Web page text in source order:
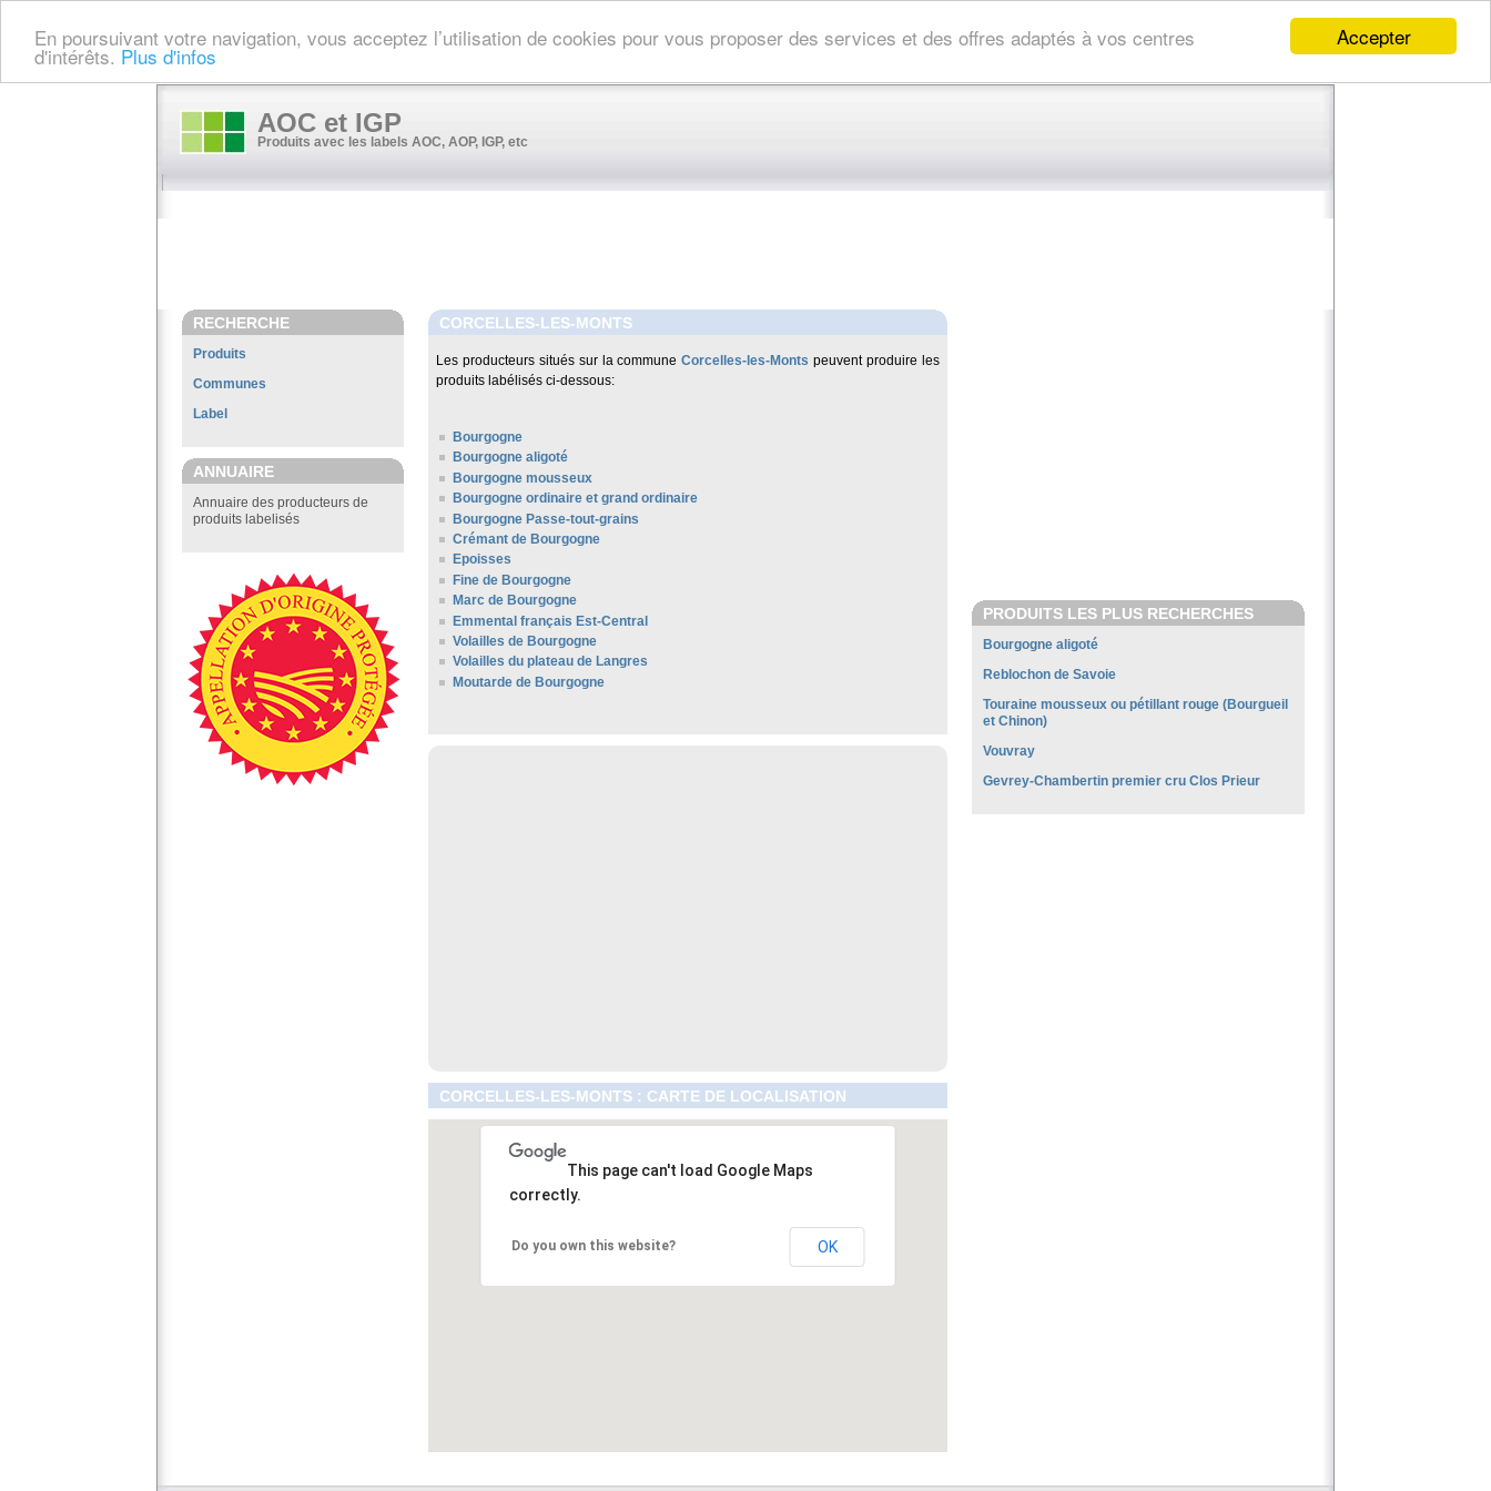
Accepter
En poursuivant votre navigation, vous acceptez l’utilisation de cookies pour vous proposer des services et des offres adaptés à vos centres
d'intérêts. Plus d'infos
AOC et IGP
Produits avec les labels AOC, AOP, IGP, etc
RECHERCHE
Produits
Communes
Label
ANNUAIRE
Annuaire des producteurs de
produits labelisés
CORCELLES-LES-MONTS
Les producteurs situés sur la communeCorcelles-les-Monts peuvent produire les
produits labélisés ci-dessous:
Bourgogne
Bourgogne aligoté
Bourgogne mousseux
Bourgogne ordinaire et grand ordinaire
Bourgogne Passe-tout-grains
Crémant de Bourgogne
Epoisses
Fine de Bourgogne
Marc de Bourgogne
Emmental français Est-Central
Volailles de Bourgogne
Volailles du plateau de Langres
Moutarde de Bourgogne
CORCELLES-LES-MONTS : CARTE DE LOCALISATION
This page can't load Google Maps
correctly.
Do you own this website? OK
PRODUITS LES PLUS RECHERCHES
Bourgogne aligoté
Reblochon de Savoie
Touraine mousseux ou pétillant rouge (Bourgueil
et Chinon)
Vouvray
Gevrey-Chambertin premier cru Clos Prieur